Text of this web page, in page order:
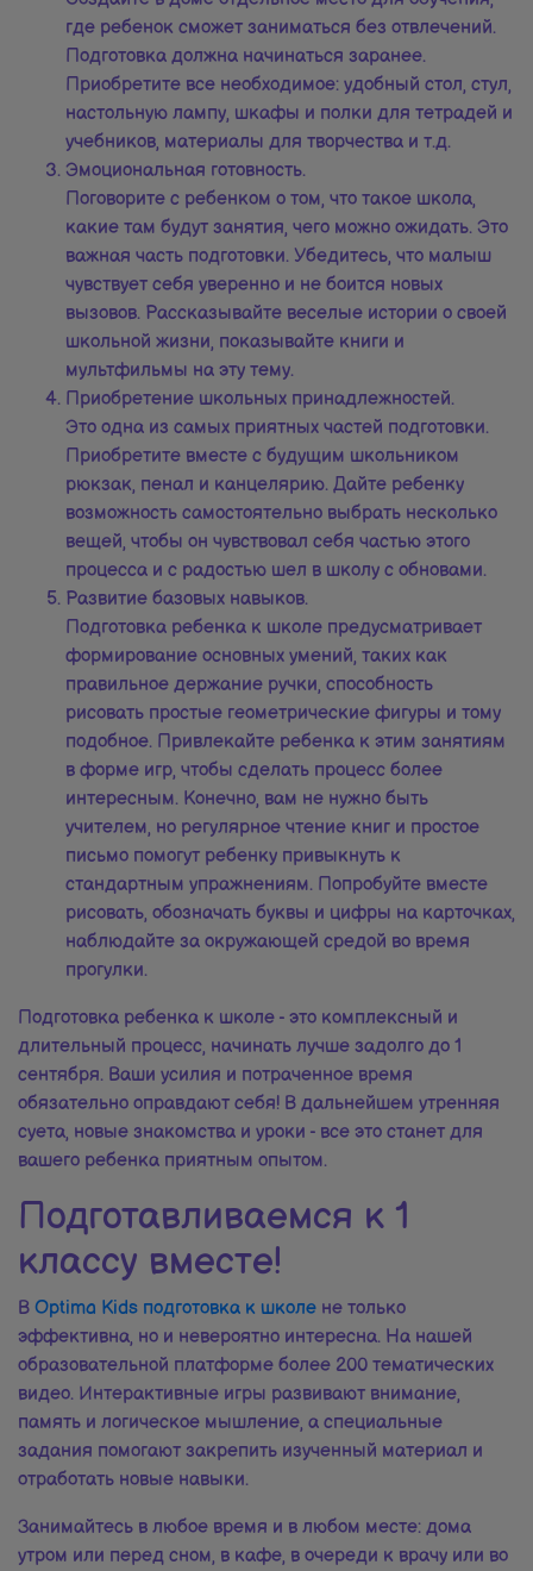
где ребенок сможет заниматься без отвлечений.
Подготовка должна начинаться заранее.
Приобретите все необходимое: удобный стол, стул,
настольную лампу, шкафы и полки для тетрадей и
учебников, материалы для творчества и т.д.
Эмоциональная готовность.
Поговорите с ребенком о том, что такое школа,
какие там будут занятия, чего можно ожидать. Это
важная часть подготовки. Убедитесь, что малыш
чувствует себя уверенно и не боится новых
вызовов. Рассказывайте веселые истории о своей
школьной жизни, показывайте книги и
мультфильмы на эту тему.
Приобретение школьных принадлежностей.
Это одна из самых приятных частей подготовки.
Приобретите вместе с будущим школьником
рюкзак, пенал и канцелярию. Дайте ребенку
возможность самостоятельно выбрать несколько
вещей, чтобы он чувствовал себя частью этого
процесса и с радостью шел в школу с обновами.
Развитие базовых навыков.
Подготовка ребенка к школе предусматривает
формирование основных умений, таких как
правильное держание ручки, способность
рисовать простые геометрические фигуры и тому
подобное. Привлекайте ребенка к этим занятиям
в форме игр, чтобы сделать процесс более
интересным. Конечно, вам не нужно быть
учителем, но регулярное чтение книг и простое
письмо помогут ребенку привыкнуть к
стандартным упражнениям. Попробуйте вместе
рисовать, обозначать буквы и цифры на карточках,
наблюдайте за окружающей средой во время
прогулки.
Подготовка ребенка к школе - это комплексный и
длительный процесс, начинать лучше задолго до 1
сентября. Ваши усилия и потраченное время
обязательно оправдают себя! В дальнейшем утренняя
суета, новые знакомства и уроки - все это станет для
вашего ребенка приятным опытом.
Подготавливаемся к 1
классу вместе!
В Optima Kids подготовка к школе не только
эффективна, но и невероятно интересна. На нашей
образовательной платформе более 200 тематических
видео. Интерактивные игры развивают внимание,
память и логическое мышление, а специальные
задания помогают закрепить изученный материал и
отработать новые навыки.
Занимайтесь в любое время и в любом месте: дома
утром или перед сном, в кафе, в очереди к врачу или во